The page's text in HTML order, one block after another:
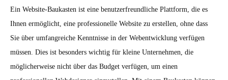
Ein Website-Baukasten ist eine benutzerfreundliche Plattform, die es
Ihnen ermöglicht, eine professionelle Website zu erstellen, ohne dass
Sie über umfangreiche Kenntnisse in der Webentwicklung verfügen
müssen. Dies ist besonders wichtig für kleine Unternehmen, die
möglicherweise nicht über das Budget verfügen, um einen